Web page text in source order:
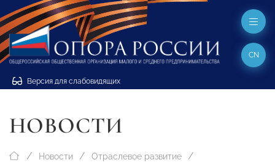
Версия для слабовидящих
CN
НОВОСТИ
Новости Отраслевое развитие